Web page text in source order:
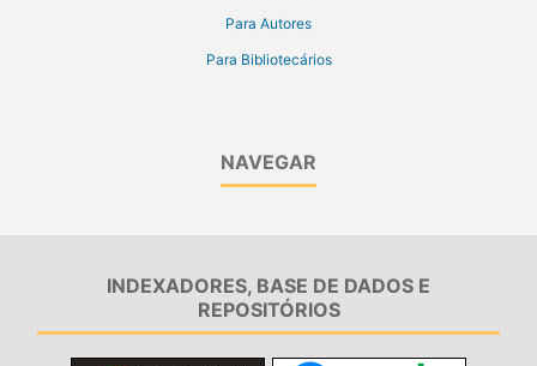
Para Autores
Para Bibliotecários
NAVEGAR
INDEXADORES, BASE DE DADOS E
REPOSITÓRIOS